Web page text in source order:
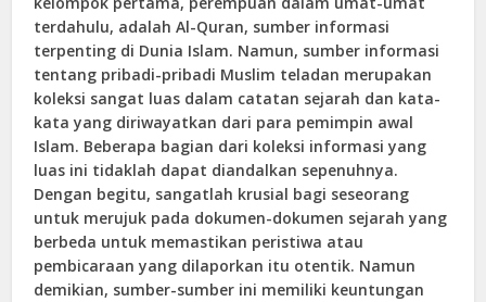
terdahulu, adalah Al-Quran, sumber informasi
terpenting di Dunia Islam. Namun, sumber informasi
tentang pribadi-pribadi Muslim teladan merupakan
koleksi sangat luas dalam catatan sejarah dan kata-
kata yang diriwayatkan dari para pemimpin awal
Islam. Beberapa bagian dari koleksi informasi yang
luas ini tidaklah dapat diandalkan sepenuhnya.
Dengan begitu, sangatlah krusial bagi seseorang
untuk merujuk pada dokumen-dokumen sejarah yang
berbeda untuk memastikan peristiwa atau
pembicaraan yang dilaporkan itu otentik. Namun
demikian, sumber-sumber ini memiliki keuntungan